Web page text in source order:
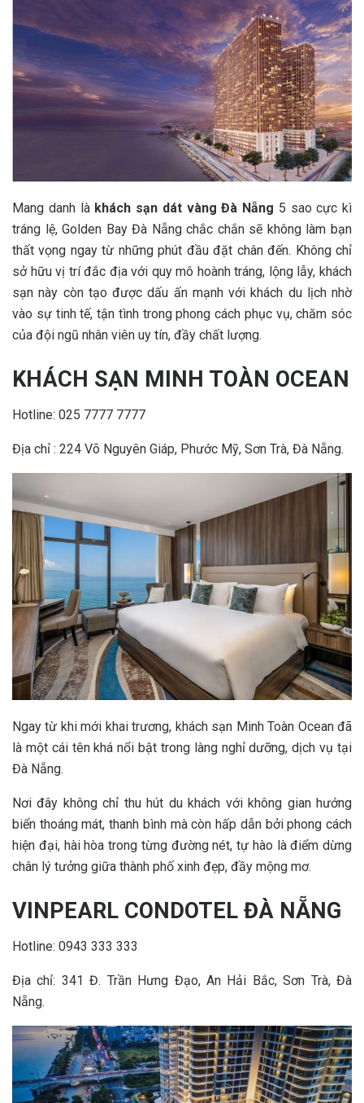
Mang danh là khách sạn dát vàng Đà Nẵng 5 sao cực kì
tráng lệ, Golden Bay Đà Nẵngchắc chắn sẽ không làm bạn
thất vọng ngay từ những phút đầu đặt chân đến. Không chỉ
sở hữu vị trí đắc địa với quy mô hoành tráng, lộng lẫy, khách
sạn này còn tạo được dấu ấn mạnh với khách du lịch nhờ
vào sự tinh tế, tận tình trong phong cách phục vụ, chăm sóc
của đội ngũ nhân viên uy tín, đầy chất lượng.
KHÁCH SẠN MINH TOÀN OCEAN
Hotline: 025 7777 7777
Địa chỉ : 224 Võ Nguyên Giáp, Phước Mỹ, Sơn Trà, Đà Nẵng.
Ngay từ khi mới khai trương, khách sạn Minh Toàn Ocean đã
là một cái tên khá nổi bật trong làng nghỉ dưỡng, dịch vụ tại
Đà Nẵng.
Nơi đây không chỉ thu hút du khách với không gian hướng
biển thoáng mát, thanh bình mà còn hấp dẫn bởi phong cách
hiện đại, hài hòa trong từng đường nét, tự hào là điểm dừng
chân lý tưởng giữa thành phố xinh đẹp, đầy mộng mơ.
VINPEARL CONDOTEL ĐÀ NẴNG
Hotline: 0943 333 333
Địa chỉ: 341 Đ. Trần Hưng Đạo, An Hải Bắc, Sơn Trà, Đà
Nẵng.